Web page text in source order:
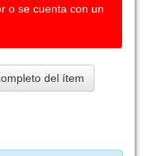
o se cuenta con un
del ítem